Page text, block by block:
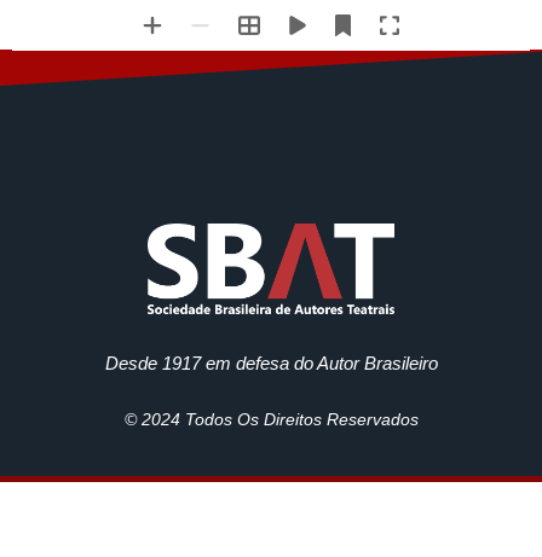
Desde 1917 em defesa do Autor Brasileiro
© 2024 Todos Os Direitos Reservados